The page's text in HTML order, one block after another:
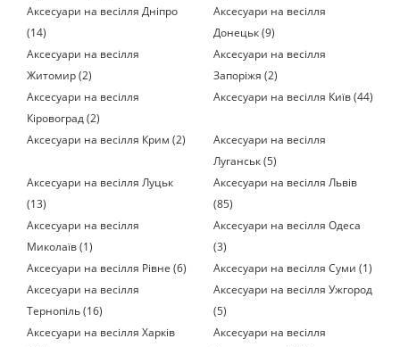
Аксесуари на весілля Дніпро
(14)
Аксесуари на весілля
Донецьк (9)
Аксесуари на весілля
Житомир (2)
Аксесуари на весілля
Запоріжя (2)
Аксесуари на весілля
Кіровоград (2)
Аксесуари на весілля Київ (44)
Аксесуари на весілля Крим (2)
Аксесуари на весілля
Луганськ (5)
Аксесуари на весілля Луцьк
(13)
Аксесуари на весілля Львів
(85)
Аксесуари на весілля
Миколаїв (1)
Аксесуари на весілля Одеса
(3)
Аксесуари на весілля Рівне (6)
Аксесуари на весілля Суми (1)
Аксесуари на весілля
Тернопіль (16)
Аксесуари на весілля Ужгород
(5)
Аксесуари на весілля Харків
Аксесуари на весілля